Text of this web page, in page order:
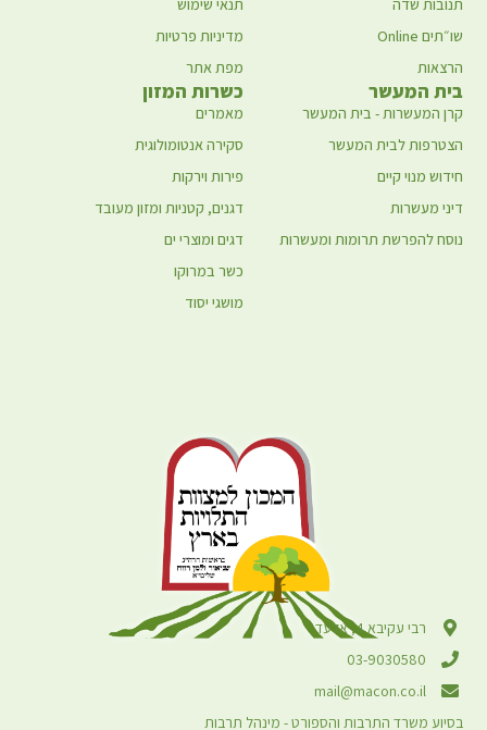
רבי עקיבא 4, אלעד
03-9030580
mail@macon.co.il
בסיוע משרד התרבות והספורט - מינהל תרבות
תנאי שימוש
מדיניות פרטיות
מפת אתר
תנובות שדה
שו״תים Online
הרצאות
כשרות המזון
מאמרים
סקירה אנטומולוגית
פירות וירקות
דגנים, קטניות ומזון מעובד
דגים ומוצרי ים
כשר במרוקו
מושגי יסוד
בית המעשר
קרן המעשרות - בית המעשר
הצטרפות לבית המעשר
חידוש מנוי קיים
דיני מעשרות
נוסח להפרשת תרומות ומעשרות